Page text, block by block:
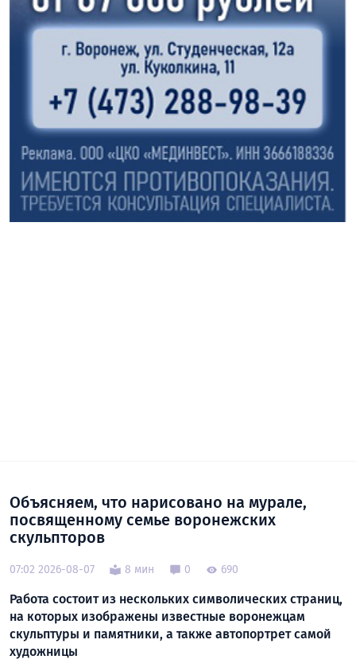
Объясняем, что нарисовано на мурале,
посвященному семье воронежских
скульпторов
07:02 2026-08-07 8 мин 0 690
Работа состоит из нескольких символических страниц,
на которых изображены известные воронежцам
скульптуры и памятники, а также автопортрет самой
художницы